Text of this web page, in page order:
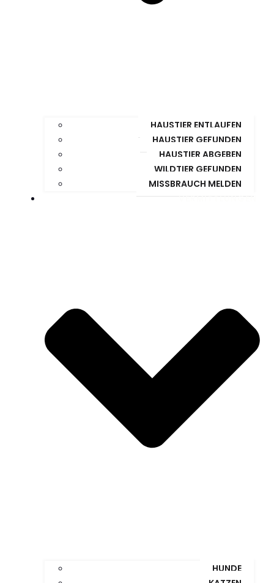
HAUSTIER ENTLAUFEN
HAUSTIER GEFUNDEN
HAUSTIER ABGEBEN
WILDTIER GEFUNDEN
MISSBRAUCH MELDEN
VERMITTLUNGEN
HUNDE